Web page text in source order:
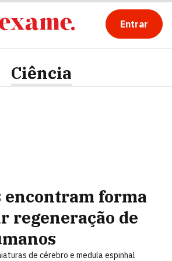
Entrar
Ciência
encontram forma
regeneração de
de cérebro e medula espinhal